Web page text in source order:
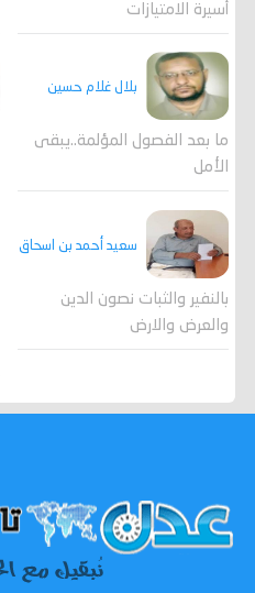
أسيرة الامتيازات
بلال غلام حسين
ما بعد الفصول المؤلمة..يبقى
الأمل
سعيد أحمد بن اسحاق
بالنفير والثبات نصون الدين
والعرض والارض